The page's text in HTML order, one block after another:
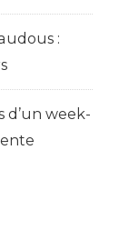
:
week-